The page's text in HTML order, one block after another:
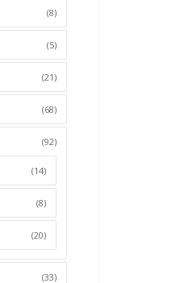
(8)
(5)
(21)
(68)
(92)
(14)
(8)
(20)
(33)